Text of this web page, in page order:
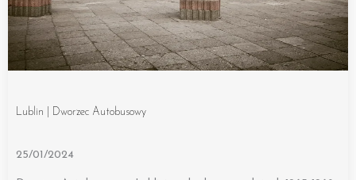
Lublin | Dworzec Autobusowy
25/01/2024